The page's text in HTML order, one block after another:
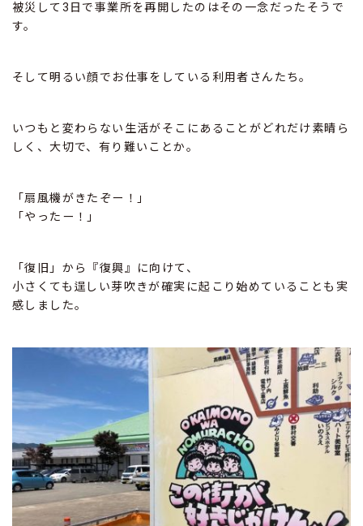
被災して3日で事業所を再開したのはその一念だったそうで
す。
そして明るい顔でお仕事をしている利用者さんたち。
いつもと変わらない生活がそこにあることがどれだけ素晴ら
しく、大切で、有り難いことか。
「扇風機がきたぞー！」
「やったー！」
「復旧」から『復興』に向けて、
小さくても逞しい芽吹きが確実に起こり始めていることも実
感しました。